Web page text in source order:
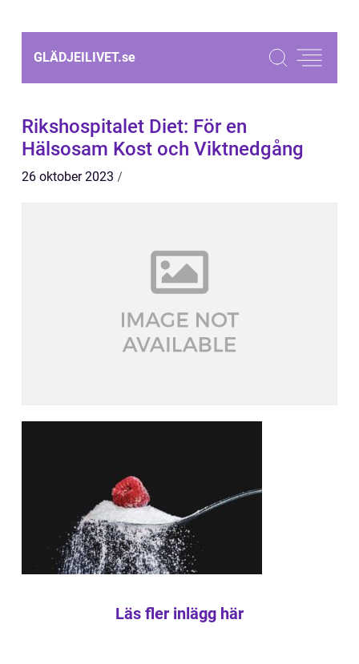
GLÄDJEILIVET.se
Rikshospitalet Diet: För en
Hälsosam Kost och Viktnedgång
26 oktober 2023
Läs fler inlägg här